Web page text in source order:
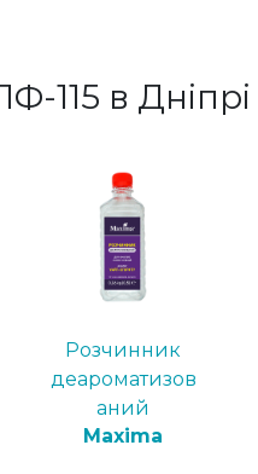
115 в Дніпрі
Розчинник
деароматизов
аний
Maxima